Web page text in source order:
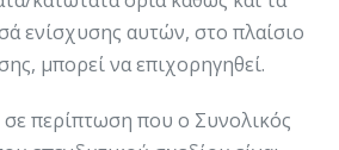
ενίσχυσης αυτών, στο πλαίσιο
μπορεί να επιχορηγηθεί.
σε περίπτωση που ο Συνολικός